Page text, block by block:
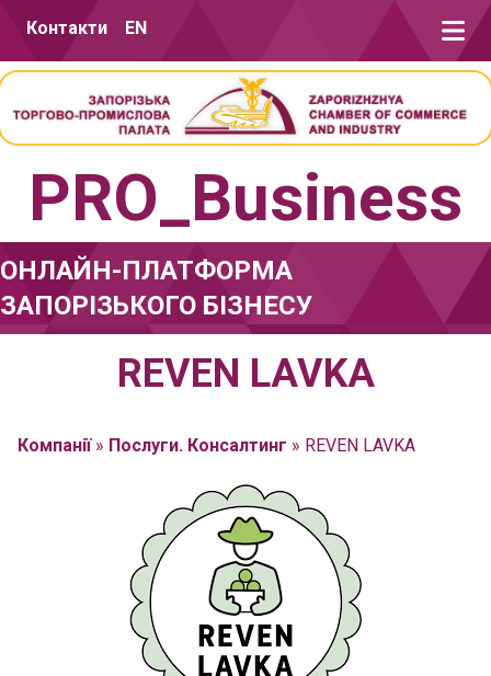
Контакти EN
PRO_Business
ОНЛАЙН-ПЛАТФОРМА
ЗАПОРІЗЬКОГО БІЗНЕСУ
REVEN LAVKA
Компанії» Послуги. Консалтинг » REVEN LAVKA